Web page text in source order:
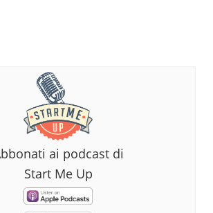
ai podcast di
Start Me Up